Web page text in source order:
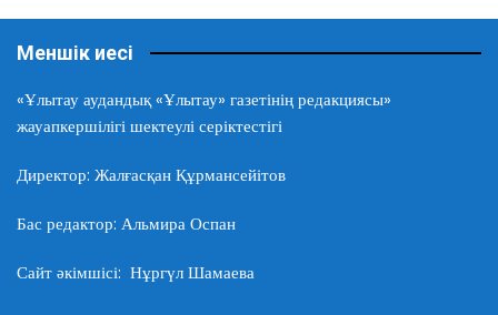
Меншік иесі
«Ұлытау аудандық «Ұлытау» газетінің редакциясы»
жауапкершілігі шектеулі серіктестігі
Директор: Жалғасқан Құрмансейітов
Бас редактор: Альмира Оспан
Сайт әкімшісі: Нұргүл Шамаева